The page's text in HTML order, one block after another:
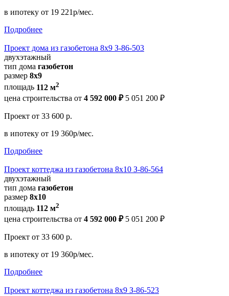
в ипотеку от 19 221р/мес.
Подробнее
Проект дома из газобетона 8х9 З-86-503
двухэтажный
тип дома газобетон
размер 8х9
площадь 112 м2
цена строительства от 4 592 000 ₽ 5 051 200 ₽
Проект от 33 600 р.
в ипотеку от 19 360р/мес.
Подробнее
Проект коттеджа из газобетона 8х10 З-86-564
двухэтажный
тип дома газобетон
размер 8х10
площадь 112 м2
цена строительства от 4 592 000 ₽ 5 051 200 ₽
Проект от 33 600 р.
в ипотеку от 19 360р/мес.
Подробнее
Проект коттеджа из газобетона 8х9 З-86-523